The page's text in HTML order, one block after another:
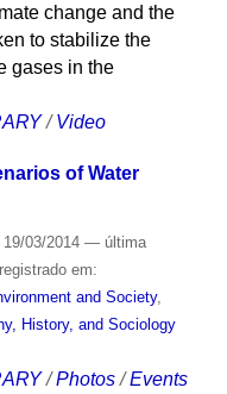
change and the
to stabilize the
gases in the
/Video
of Water
03/2014 — última
em:
and Society,
History, and Sociology
/Photos /Events